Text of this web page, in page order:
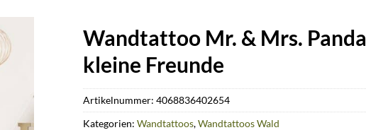
Wandtattoo Mr. & Mrs.
kleine Freunde
Artikelnummer:4068836402654
Kategorien:Wandtattoos,Wandtattoos Wald